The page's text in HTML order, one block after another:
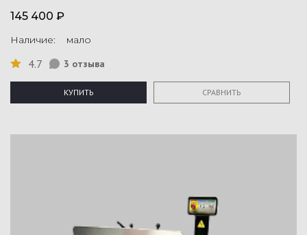
145 400 ₽
Наличие: мало
4.7 3 отзыва
КУПИТЬ СРАВНИТЬ